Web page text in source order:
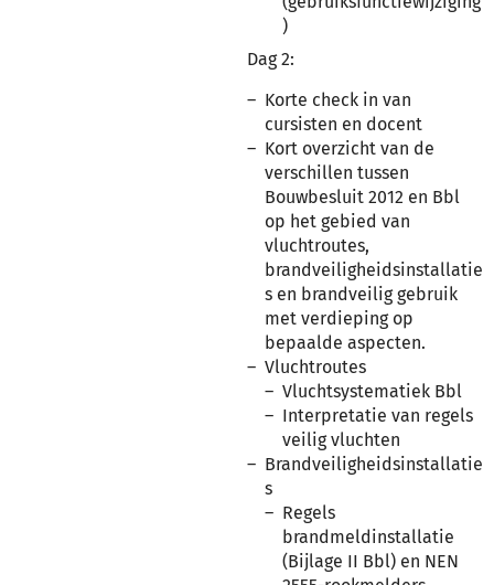
)
Dag 2:
Korte check in van
cursisten en docent
Kort overzicht van de
verschillen tussen
Bouwbesluit 2012 en Bbl
op het gebied van
vluchtroutes,
brandveiligheidsinstallatie
s en brandveilig gebruik
met verdieping op
bepaalde aspecten.
Vluchtroutes
Vluchtsystematiek Bbl
Interpretatie van regels
veilig vluchten
Brandveiligheidsinstallatie
s
Regels
brandmeldinstallatie
(Bijlage II Bbl) en NEN